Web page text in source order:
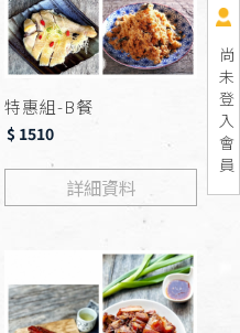
尚
未
登
入
會
員
特惠組-B餐
$ 1510
詳細資料